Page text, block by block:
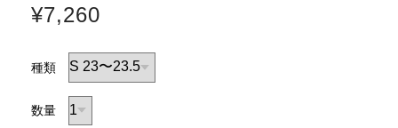
¥7,260
種類
数量